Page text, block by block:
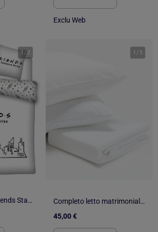
Exclu Web
1 /2
Completo Letto Friends Stampato Reversibile Matrimoniale, NEW-YORK
1 / 5
Completo letto matrimoniale 240 x 220 cm in seersucker
45,00 €